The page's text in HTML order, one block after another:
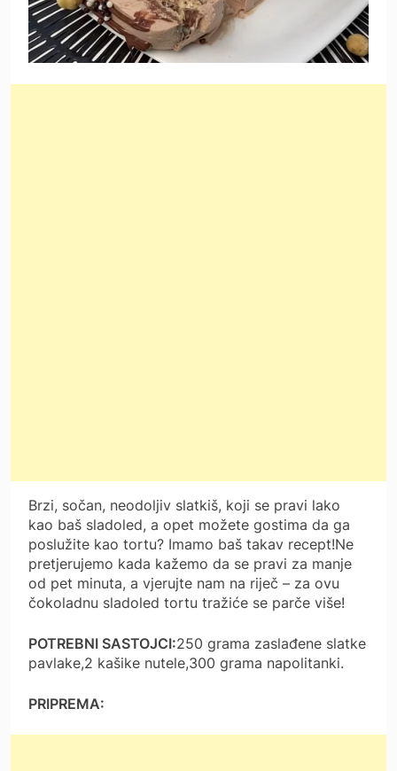
Brzi, sočan, neodoljiv slatkiš, koji se pravi lako
kao baš sladoled, a opet možete gostima da ga
poslužite kao tortu? Imamo baš takav recept!Ne
pretjerujemo kada kažemo da se pravi za manje
od pet minuta, a vjerujte nam na riječ – za ovu
čokoladnu sladoled tortu tražiće se parče više!
POTREBNI SASTOJCI:250 grama zaslađene slatke
pavlake,2 kašike nutele,300 grama napolitanki.
PRIPREMA: